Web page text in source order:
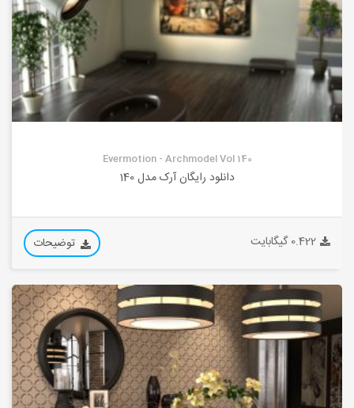
Evermotion - Archmodel Vol 140
دانلود رایگان آرک مدل 140
0.422 گیگابایت توضیحات